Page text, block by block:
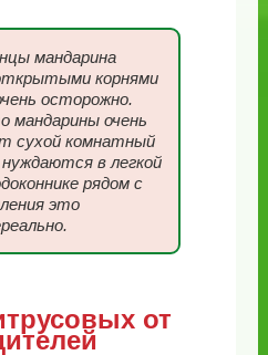
мандарина
корнями
осторожно.
мандарины очень
сухой комнатный
нуждаются в легкой
рядом с
это
от